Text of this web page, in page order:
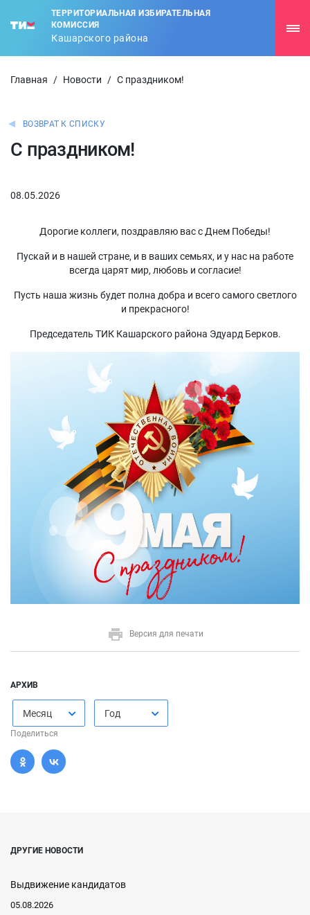
ТЕРРИТОРИАЛЬНАЯ ИЗБИРАТЕЛЬНАЯ
КОМИССИЯ
Кашарского района
Главная / Новости / С праздником!
ВОЗВРАТ К СПИСКУ
С праздником!
08.05.2026
Дорогие коллеги, поздравляю вас с Днем Победы!
Пускай и в нашей стране, и в ваших семьях, и у нас на работе
всегда царят мир, любовь и согласие!
Пусть наша жизнь будет полна добра и всего самого светлого
и прекрасного!
Председатель ТИК Кашарского района Эдуард Берков.
Версия для печати
АРХИВ
Месяц Год
Поделиться
ДРУГИЕ НОВОСТИ
Выдвижение кандидатов
05.08.2026